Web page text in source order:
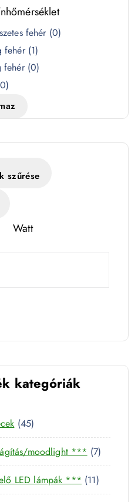
fehér (0)
fehér (1)
fehér (0)
0)
szűrése
Watt
kategóriák
454
5
t
e
r
moodlight *** 77
t
e
r
LED lámpák *** 111
1